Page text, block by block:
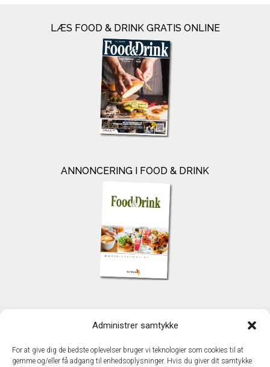
Administrer samtykke
For at give dig de bedste oplevelser bruger vi teknologier som cookies til at
gemme og/eller få adgang til enhedsoplysninger. Hvis du giver dit samtykke
LÆS FOOD & DRINK GRATIS ONLINE
ANNONCERING I FOOD & DRINK
TechMedia A/S
DK – 2600 Glostrup